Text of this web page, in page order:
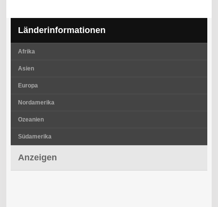
Länderinformationen
Afrika
Asien
Europa
Nordamerika
Ozeanien
Südamerika
Anzeigen